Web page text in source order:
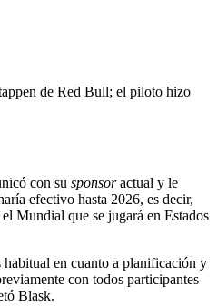
de Red Bull; el piloto hizo
con su sponsoractual y le
efectivo hasta 2026, es decir,
Mundial que se jugará en Estados
en cuanto a planificación y
con todos participantes
Blask.